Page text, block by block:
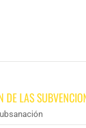
DE LAS